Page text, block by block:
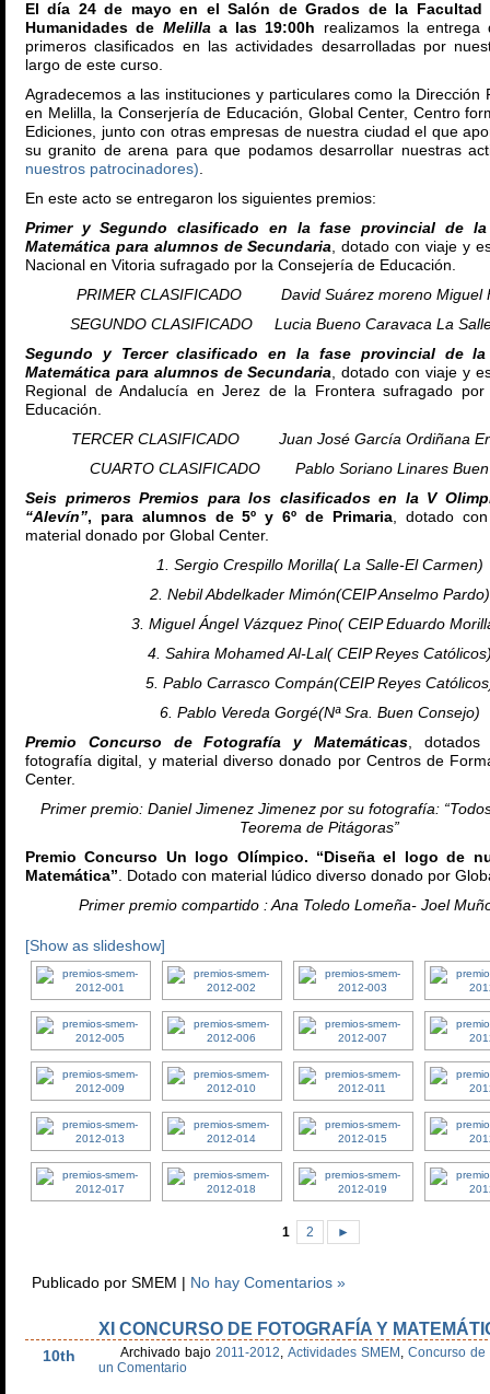
El día 24 de mayo en el Salón de Grados de la Facultad
Humanidades de Melillaa las 19:00h realizamos la
primeros clasificados en las actividades desarrolladas por
largo de este curso.
Agradecemos a las instituciones y particulares como la Dirección
en Melilla, la Conserjería de Educación, Global Center, Centro
Ediciones, junto con otras empresas de nuestra ciudad el que
su granito de arena para que podamos desarrollar nuestras
nuestros patrocinadores).
En este acto se entregaron los siguientes premios:
Primer y Segundo clasificado en la fase provincial de la
Matemática para alumnos de Secundaria, dotado con viaje y
Nacional en Vitoria sufragado por la Consejería de Educación.
PRIMER CLASIFICADO David Suárez moreno Miguel
SEGUNDO CLASIFICADO Lucia Bueno Caravaca La
Segundo y Tercer clasificado en la fase provincial de la
Matemática para alumnos de Secundaria, dotado con viaje y
Regional de Andalucía en Jerez de la Frontera sufragado
Educación.
TERCER CLASIFICADO Juan José García Ordiñana
CUARTO CLASIFICADO Pablo Soriano Linares Buen
Seis primeros Premios para los clasificados en la V
“Alevín”, para alumnos de 5º y 6º de Primaria, dotado
material donado por Global Center.
1. Sergio Crespillo Morilla( La Salle-El Carmen)
2. Nebil Abdelkader Mimón(CEIP Anselmo Pardo)
3. Miguel Ángel Vázquez Pino( CEIP Eduardo
4. Sahira Mohamed Al-Lal( CEIP Reyes
5. Pablo Carrasco Compán(CEIP Reyes
6. Pablo Vereda Gorgé(Nª Sra. Buen Consejo)
Premio Concurso de Fotografía y Matemáticas, dotados
fotografía digital, y material diverso donado por Centros de
Center.
Primer premio: Daniel Jimenez Jimenez por su fotografía:
Teorema de Pitágoras”
Premio Concurso Un logo Olímpico. “Diseña el logo de
Matemática”. Dotado con material lúdico diverso donado por
Primer premio compartido : Ana Toledo Lomeña- Joel
[Show as slideshow]
1 2 ►
Publicado por SMEM | No hay Comentarios »
10th
XI CONCURSO DE FOTOGRAFÍA Y
Archivado bajo2011-2012, Actividades SMEM ,Concurso de
un Comentario